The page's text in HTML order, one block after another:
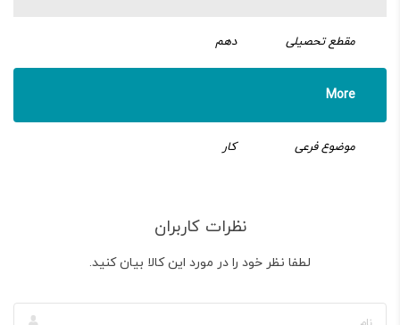
مقطع تحصیلی دهم
More
موضوع فرعی کار
نظرات کاربران
لطفا نظر خود را در مورد این کالا بیان کنید.